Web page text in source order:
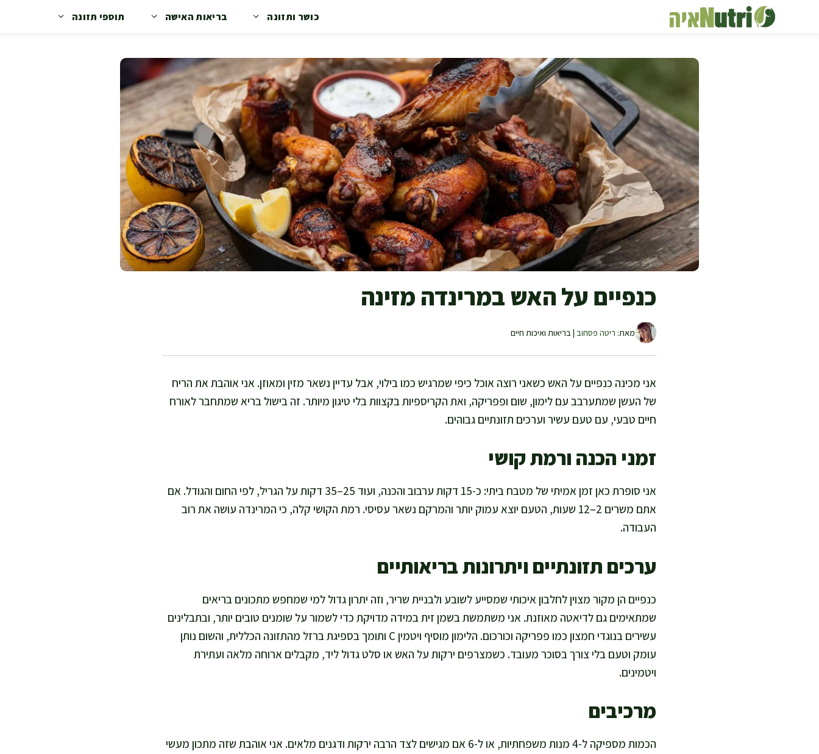
כושר ותזונה בריאות האישה תוספי תזונה
כנפיים על האש במרינדה מזינה
מאת: ריטה פסחוב | בריאות ואיכות חיים
אני מכינה כנפיים על האש כשאני רוצה אוכל כיפי שמרגיש כמו בילוי, אבל עדיין נשאר מזין ומאוזן. אני אוהבת את הריח
של העשן שמתערבב עם לימון, שום ופפריקה, ואת הקריספיות בקצוות בלי טיגון מיותר. זה בישול בריא שמתחבר לאורח
חיים טבעי, עם טעם עשיר וערכים תזונתיים גבוהים.
זמני הכנה ורמת קושי
אני סופרת כאן זמן אמיתי של מטבח ביתי: כ-15 דקות ערבוב והכנה, ועוד 25–35 דקות על הגריל, לפי החום והגודל. אם
אתם משרים 2–12 שעות, הטעם יוצא עמוק יותר והמרקם נשאר עסיסי. רמת הקושי קלה, כי המרינדה עושה את רוב
העבודה.
ערכים תזונתיים ויתרונות בריאותיים
כנפיים הן מקור מצוין לחלבון איכותי שמסייע לשובע ולבניית שריר, וזה יתרון גדול למי שמחפש מתכונים בריאים
שמתאימים גם לדיאטה מאוזנת. אני משתמשת בשמן זית במידה מדויקת כדי לשמור על שומנים טובים יותר, ובתבלינים
עשירים בנוגדי חמצון כמו פפריקה וכורכום. הלימון מוסיף ויטמין C ותומך בספיגת ברזל מהתזונה הכללית, והשום נותן
עומק וטעם בלי צורך בסוכר מעובד. כשמצרפים ירקות על האש או סלט גדול ליד, מקבלים ארוחה מלאה ועתירת
ויטמינים.
מרכיבים
הכמות מספיקה ל-4 מנות משפחתיות, או ל-6 אם מגישים לצד הרבה ירקות ודגנים מלאים. אני אוהבת שזה מתכון מעשי